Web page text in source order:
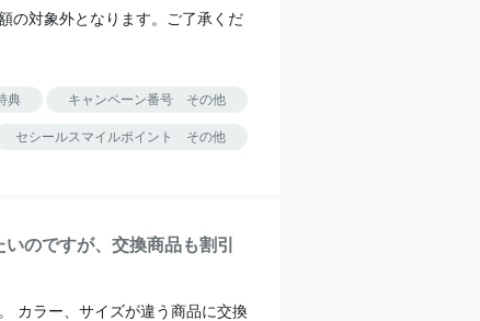
の対象外となります。ご了承くだ
典 キャンペーン番号 その他
セシールスマイルポイント その他
のですが、交換商品も割引
カラー、サイズが違う商品に交換